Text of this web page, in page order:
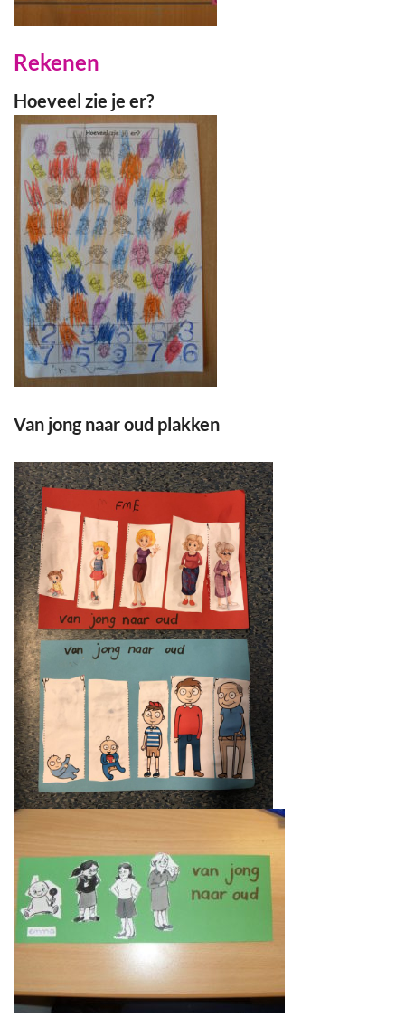
Rekenen
Hoeveel zie je er?
Van jong naar oud plakken